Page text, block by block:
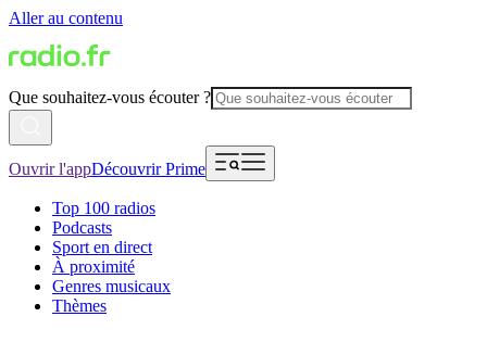
Aller au contenu
Que souhaitez-vous écouter ?
Ouvrir l'appDécouvrir Prime
Top 100 radios
Podcasts
Sport en direct
À proximité
Genres musicaux
Thèmes